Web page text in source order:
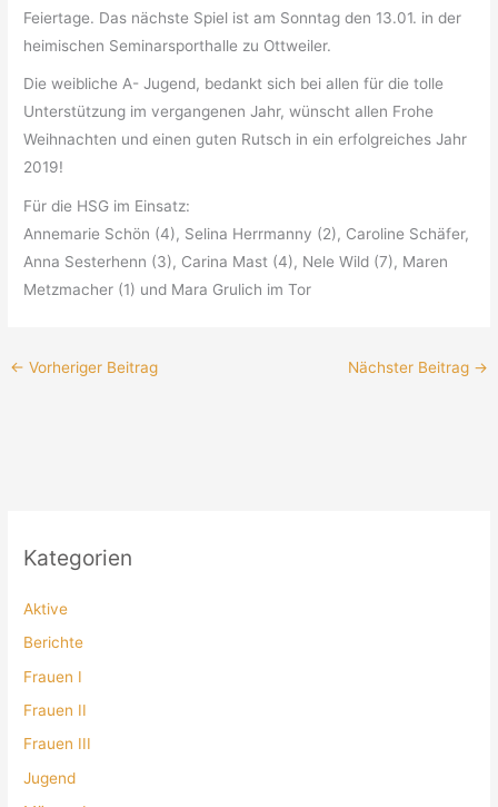
Kategorien
Aktive
Berichte
Frauen I
Frauen II
Frauen III
Jugend
Feiertage. Das nächste Spiel ist am Sonntag den 13.01. in der
heimischen Seminarsporthalle zu Ottweiler.
Die weibliche A- Jugend, bedankt sich bei allen für die tolle
Unterstützung im vergangenen Jahr, wünscht allen Frohe
Weihnachten und einen guten Rutsch in ein erfolgreiches Jahr
2019!
Für die HSG im Einsatz:
Annemarie Schön (4), Selina Herrmanny (2), Caroline Schäfer,
Anna Sesterhenn (3), Carina Mast (4), Nele Wild (7), Maren
Metzmacher (1) und Mara Grulich im Tor
← Vorheriger Beitrag Nächster Beitrag →